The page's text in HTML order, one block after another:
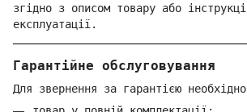
згідно з описом товару або
експлуатації.
Гарантійне обслуговування
Для звернення за гарантією